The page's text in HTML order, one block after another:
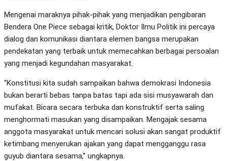
Mengenai maraknya pihak-pihak yang menjadikan pengibaran
Bendera One Piece sebagai kritik, Doktor Ilmu Politik ini percaya
dialog dan komunikasi diantara elemen bangsa merupakan
pendekatan yang terbaik untuk memecahkan berbagai persoalan
yang menjadi kegundahan masyarakat.
“Konstitusi kita sudah sampaikan bahwa demokrasi Indonesia
bukan berarti bebas tanpa batas tapi ada sisi musyawarah dan
mufakat. Bicara secara terbuka dan konstruktif serta saling
menghormati masukan yang disampaikan. Mengajak sesama
anggota masyarakat untuk mencari solusi akan sangat produktif
ketimbang menyerukan ajakan yang dapat mengganggu rasa
guyub diantara sesama,” ungkapnya.